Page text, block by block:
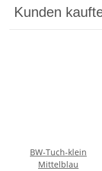
Kunden
BW-Tuch-klein
Mittelblau